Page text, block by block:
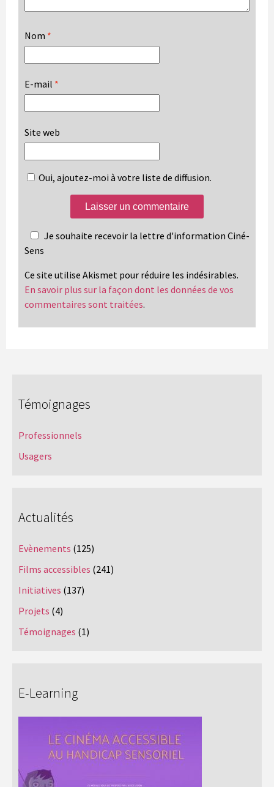
Nom *
E-mail *
Site web
Oui, ajoutez-moi à votre liste de diffusion.
Je souhaite recevoir la lettre d'information Ciné-
Sens
Ce site utilise Akismet pour réduire les indésirables.
En savoir plus sur la façon dont les données de vos
commentaires sont traitées.
Témoignages
Professionnels
Usagers
Actualités
Evènements (125)
Films accessibles (241)
Initiatives (137)
Projets (4)
Témoignages (1)
E-Learning